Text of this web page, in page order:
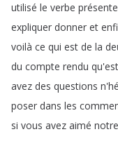
utilisé le verbe
expliquer donner et
voilà ce qui est de la
du compte rendu qu'est
avez des questions
poser dans les
si vous avez aimé notre